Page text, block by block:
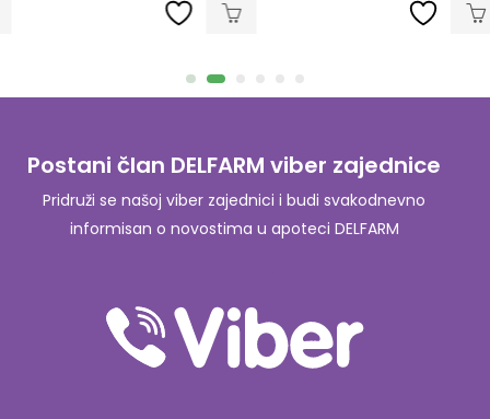
Postani član DELFARM viber zajednice
Pridruži se našoj viber zajednici i budi svakodnevno
informisan o novostima u apoteci DELFARM